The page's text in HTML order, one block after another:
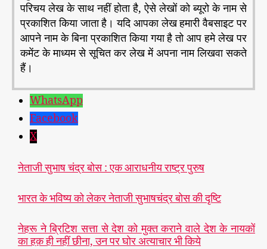
परिचय लेख के साथ नहीं होता है, ऐसे लेखों को ब्यूरो के नाम से
प्रकाशित किया जाता है। यदि आपका लेख हमारी वैबसाइट पर
आपने नाम के बिना प्रकाशित किया गया है तो आप हमे लेख पर
कमेंट के माध्यम से सूचित कर लेख में अपना नाम लिखवा सकते
हैं।
WhatsApp
Facebook
X
नेताजी सुभाष चंद्र बोस : एक आराधनीय राष्ट्र पुरुष
भारत के भविष्य को लेकर नेताजी सुभाषचंद्र बोस की दृष्टि
नेहरू ने ब्रिटिश सत्ता से देश को मुक्त कराने वाले देश के नायकों
का हक़ ही नहीं छीना, उन पर घोर अत्याचार भी किये